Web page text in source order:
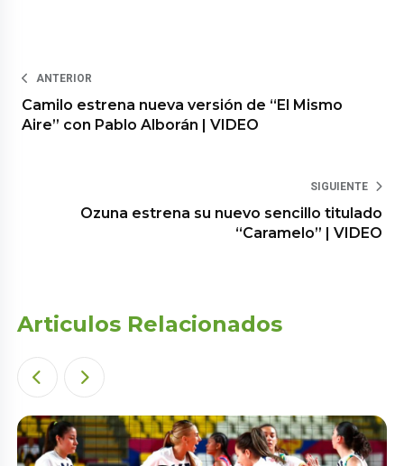
ANTERIOR
Camilo estrena nueva versión de “El Mismo
Aire” con Pablo Alborán | VIDEO
SIGUIENTE
Ozuna estrena su nuevo sencillo titulado
“Caramelo” | VIDEO
Articulos Relacionados